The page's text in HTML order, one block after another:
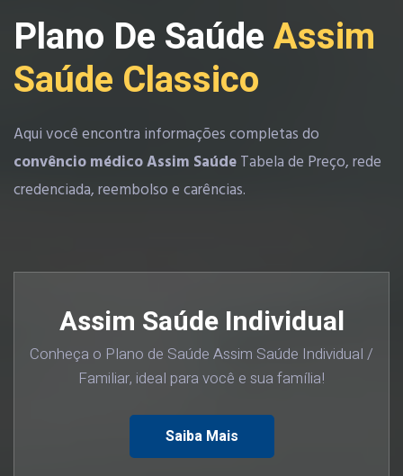
Plano De SaúdeAssim
Saúde Classico
Aqui você encontra informações completas do
convêncio médico Assim Saúde Tabela de Preço, rede
credenciada, reembolso e carências.
Assim Saúde Individual
Conheça o Plano de Saúde Assim Saúde Individual /
Familiar, ideal para você e sua família!
Saiba Mais